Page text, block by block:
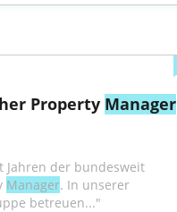
Property Manager
Jahren der bundesweit
Manager. In unserer
betreuen..."